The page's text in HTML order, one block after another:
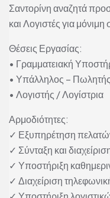
Σαντορίνη αναζητά
και Λογιστές για
Θέσεις Εργασίας:
• Γραμματειακή
• Υπάλληλος –
• Λογιστής / Λογίστρια
Αρμοδιότητες:
✓ Εξυπηρέτηση
✓ Σύνταξη και
✓ Υποστήριξη
✓ Διαχείριση